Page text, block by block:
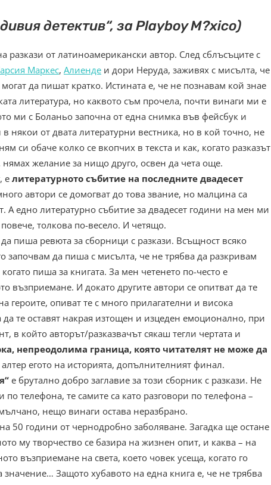
детектив“, за Playboy M?xico)
разкази от латиноамерикански автор. След сблъсъците с
Маркес, Алиенде и дори Неруда, заживях с мисълта, че
да пишат кратко. Истината е, че не познавам кой знае
литература, но каквото съм прочела, почти винаги ми е
ми с Боланьо започна от една снимка във фейсбук и
някои от двата литературни вестника, но в кой точно, не
си обаче колко се вкопчих в текста и как, когато разказът
желание за нищо друго, освен да чета още.
е литературното събитие на последните двадесет
автори се домогват до това звание, но малцина са
А едно литературно събитие за двадесет години на мен ми
толкова по-весело. И четящо.
пиша ревюта за сборници с разкази. Всъщност всяко
започвам да пиша с мисълта, че не трябва да разкривам
пиша за книгата. За мен четенето по-често е
възприемане. И докато другите автори се опитват да те
героите, опиват те с много прилагателни и висока
да те оставят накрая изтощен и изцеден емоционално, при
в който авторът/разказвачът сякаш тегли чертата и
непреодолима граница, която читателят не може да
егото на историята, допълнителният финал.
е брутално добро заглавие за този сборник с разкази. Не
по телефона, те самите са като разговори по телефона –
нещо винаги остава неразбрано.
50 години от чернодробно заболяване. Загадка ще остане
му творчество се базира на жизнен опит, и каква – на
възприемане на света, което човек усеща, когато го
значение… Защото хубавото на една книга е, че не трябва